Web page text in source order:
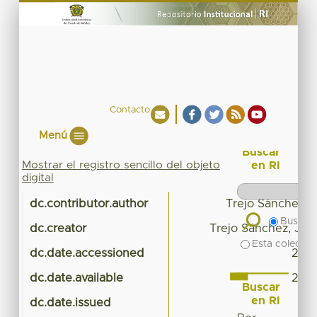
Contacto
Menú
Mostrar el registro sencillo del objeto
digital
dc.contributor.author Trejo Sánchez,
dc.creator Trejo Sánchez,
dc.date.accessioned
dc.date.available
dc.date.issued
Buscar
en RI
Buscar
Esta
Buscar
en RI